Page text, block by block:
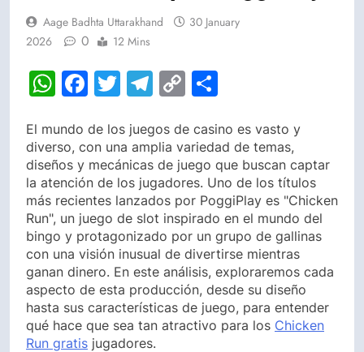
Aage Badhta Uttarakhand
30 January
2026
0 12 Mins
WhatsApp
Facebook
Twitter
Telegram
Copy
El mundo de los juegos de casino es vasto y
diverso, con una amplia variedad de temas,
diseños y mecánicas de juego que buscan captar
la atención de los jugadores. Uno de los títulos
más recientes lanzados por PoggiPlay es "Chicken
Run", un juego de slot inspirado en el mundo del
bingo y protagonizado por un grupo de gallinas
con una visión inusual de divertirse mientras
ganan dinero. En este análisis, exploraremos cada
aspecto de esta producción, desde su diseño
hasta sus características de juego, para entender
qué hace que sea tan atractivo para los Chicken
Run gratis jugadores.